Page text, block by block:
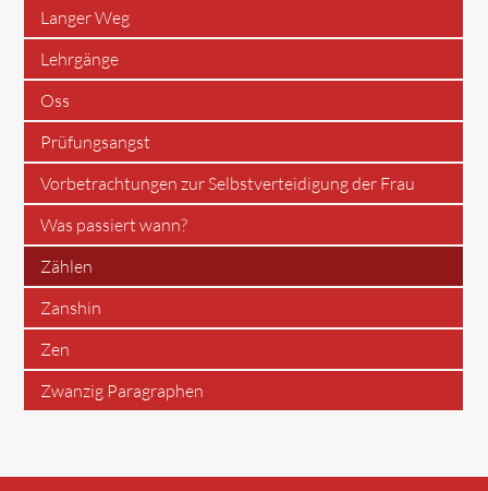
Langer Weg
Lehrgänge
Oss
Prüfungsangst
Vorbetrachtungen zur Selbstverteidigung der Frau
Was passiert wann?
Zählen
Zanshin
Zen
Zwanzig Paragraphen